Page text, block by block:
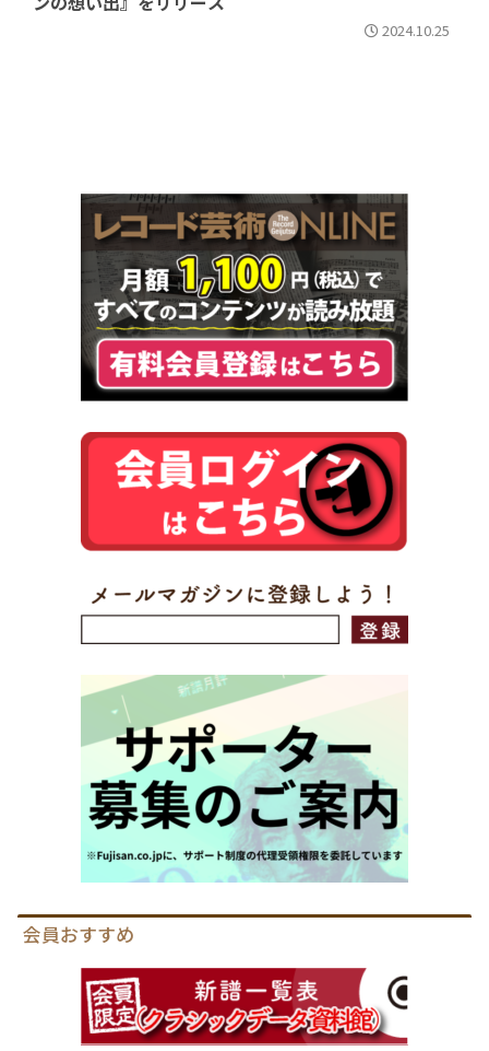
2024.10.25
会員おすすめ